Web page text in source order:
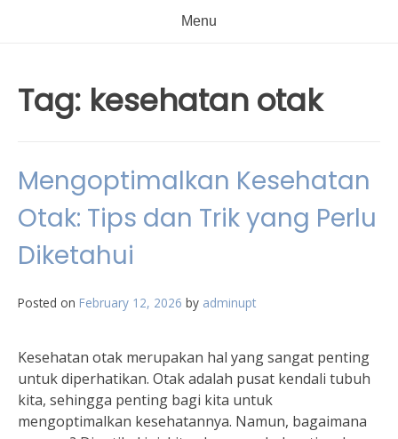
Menu
Tag: kesehatan otak
Mengoptimalkan Kesehatan
Otak: Tips dan Trik yang Perlu
Diketahui
Posted on February 12, 2026 by adminupt
Kesehatan otak merupakan hal yang sangat penting
untuk diperhatikan. Otak adalah pusat kendali tubuh
kita, sehingga penting bagi kita untuk
mengoptimalkan kesehatannya. Namun, bagaimana